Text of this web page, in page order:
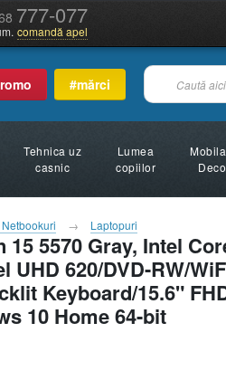
777-077
comandă apel
#mărci
Tehnica uz
casnic
Lumea
copiilor
Laptopuri
5570 Gray, Intel
UHD 620/DVD-RW/
Keyboard/15.6"
10 Home 64-bit